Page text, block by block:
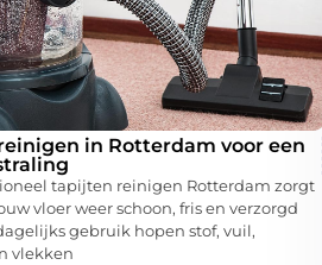
in Rotterdam voor een
tapijten reinigen Rotterdam zorgt
vloer weer schoon, fris en verzorgd
gebruik hopen stof, vuil,
vlekken